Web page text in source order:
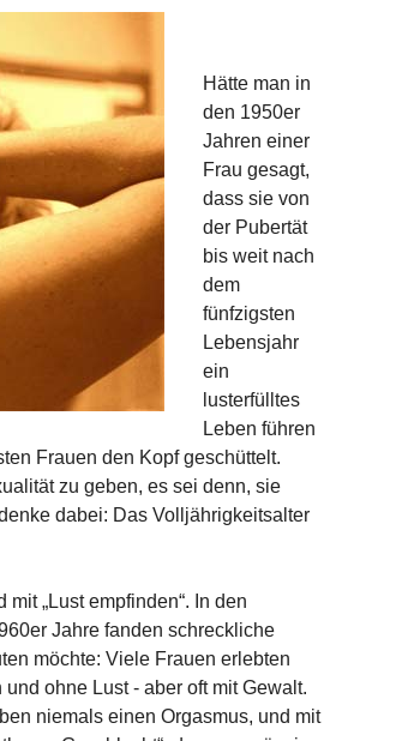
Hätte man in
den 1950er
Jahren einer
Frau gesagt,
dass sie von
der Pubertät
bis weit nach
dem
fünfzigsten
Lebensjahr
ein
lusterfülltes
Leben führen
Frauen den Kopf geschüttelt.
zu geben, es sei denn, sie
dabei: Das Volljährigkeitsalter
„Lust empfinden“. In den
Jahre fanden schreckliche
möchte: Viele Frauen erlebten
ohne Lust - aber oft mit Gewalt.
niemals einen Orgasmus, und mit